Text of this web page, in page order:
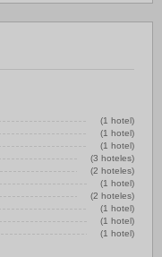
(1 hotel)
(1 hotel)
(1 hotel)
(3 hoteles)
(2 hoteles)
(1 hotel)
(2 hoteles)
(1 hotel)
(1 hotel)
(1 hotel)